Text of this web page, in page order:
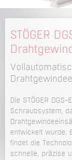
STÖGER
Die STÖGER
Schraubsystem,
entwickelt wurde.
findet die
schnelle, präzise